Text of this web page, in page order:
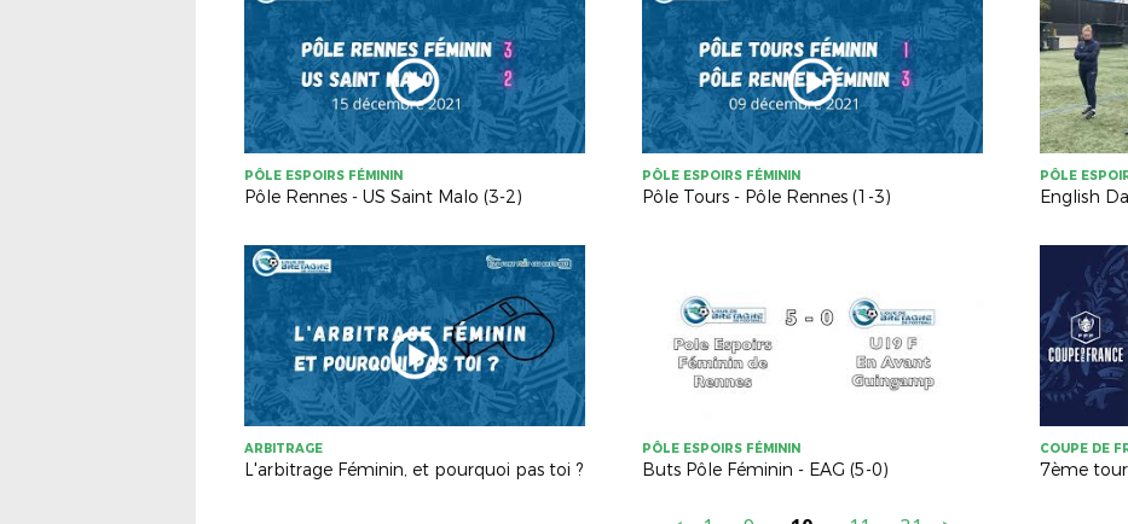
PÔLE ESPOIRS FÉMININ
Pôle Rennes - US Saint Malo (3-2)
PÔLE ESPOIRS FÉMININ
Pôle Tours - Pôle Rennes (1-3)
PÔLE
English
ARBITRAGE
L'arbitrage Féminin, et pourquoi pas toi ?
PÔLE ESPOIRS FÉMININ
Buts Pôle Féminin - EAG (5-0)
COUPE DE